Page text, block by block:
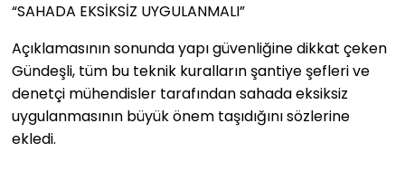
“SAHADA EKSİKSİZ UYGULANMALI”
Açıklamasının sonunda yapı güvenliğine dikkat çeken
Gündeşli, tüm bu teknik kuralların şantiye şefleri ve
denetçi mühendisler tarafından sahada eksiksiz
uygulanmasının büyük önem taşıdığını sözlerine
ekledi.